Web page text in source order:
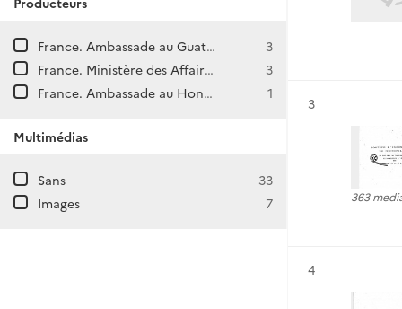
France. Ambassade au Guatémala
3
France. Ministère des Affaires étrangères. Direction generale des Affaires politiques et de Sécurité. Direction des Amériques et des Caraïbes.
3
France. Ambassade au Honduras (Tégucigalpa)
1
Multimédias
Sans
33
Images
7
Résultat n°
3
363
Résultat n°
4